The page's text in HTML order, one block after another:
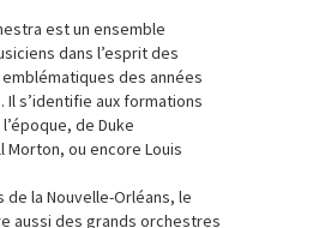
est un ensemble
dans l’esprit des
des années
Il s’identifie aux formations
de Duke
Morton, ou encore Louis
de la Nouvelle-Orléans, le
aussi des grands orchestres